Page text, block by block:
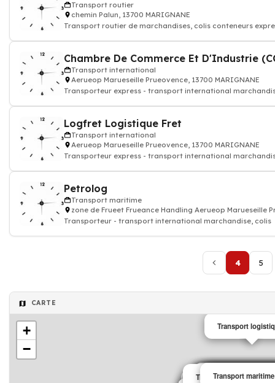
Transport routier
chemin Palun, 13700 MARIGNANE
Transport routier de marchandises, colis conteneurs
Transport international
Aerueop Marueseille Prueovence, 13700 MARIGNANE
Transporteur express - transport international
Logfret Logistique Fret
Transport international
Aerueop Marueseille Prueovence, 13700 MARIGNANE
Transporteur express - transport international
Petrolog
Transport maritime
zone de Frueet Frueance Handling Aerueop Marueseille
Transporteur - transport international marchandise, colis
4 5
CARTE
Transport
Transport
Transport
Transport routier
Transport routier
Transport
Transport
Transport
Transport international
Transport maritime
+
−